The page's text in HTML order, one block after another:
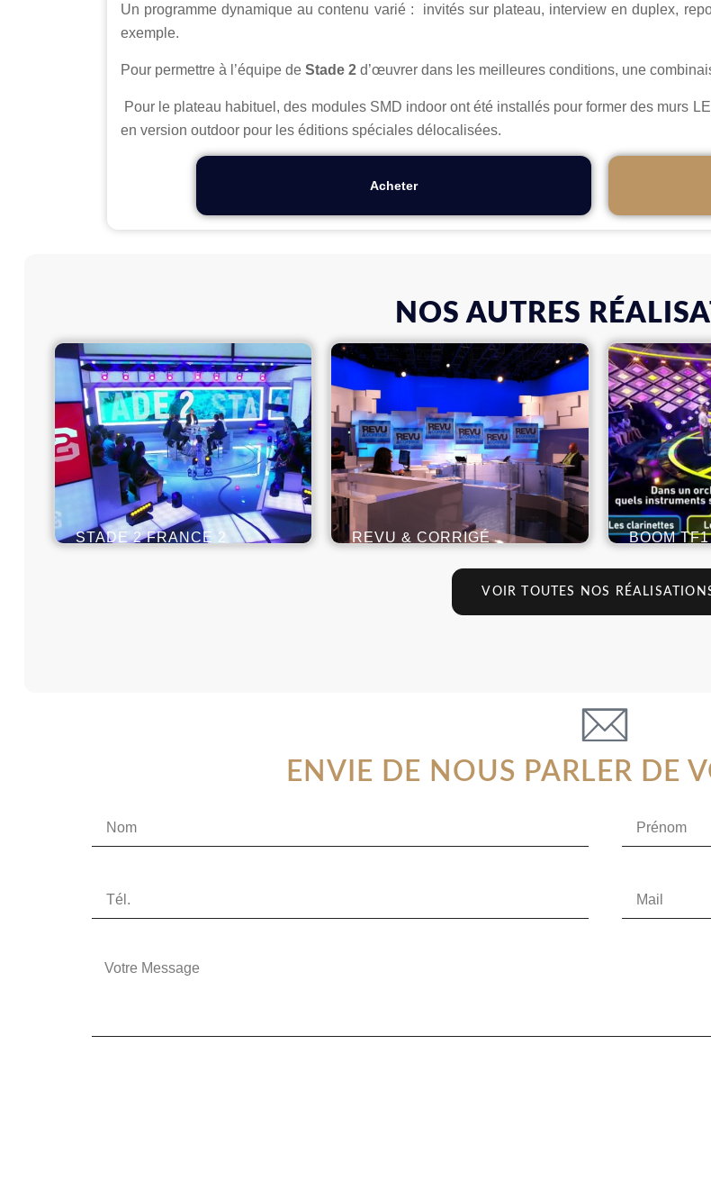
Un programme dynamique au contenu varié : invités sur plateau, interview en duplex,
exemple.
Pour permettre à l’équipe de Stade 2 d’œuvrer dans les meilleures conditions, une
Pour le plateau habituel, des modules SMD indoor ont été installés pour former des murs
en version outdoor pour les éditions spéciales délocalisées.
Acheter
NOS AUTRES
STADE 2 FRANCE 2 REVU & CORRIGÉ BOOM TF1
VOIR TOUTES NOS
ENVIE DE NOUS PARLER DE